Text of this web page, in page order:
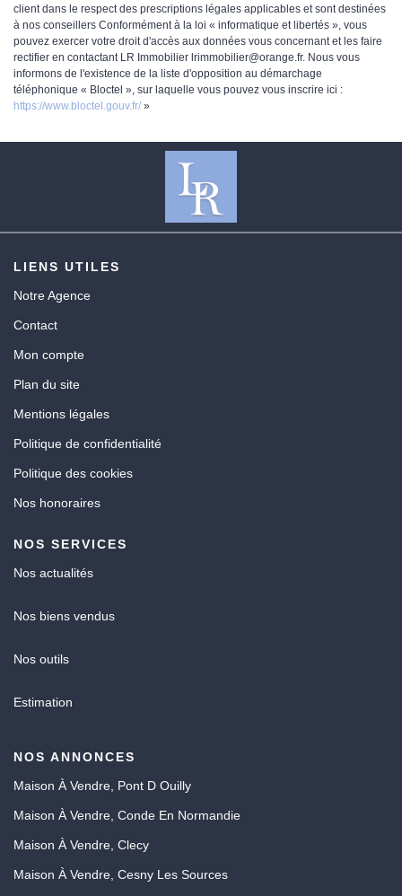
client dans le respect des prescriptions légales applicables et sont destinées
à nos conseillers Conformément à la loi « informatique et libertés », vous
pouvez exercer votre droit d'accès aux données vous concernant et les faire
rectifier en contactant LR Immobilier lrimmobilier@orange.fr. Nous vous
informons de l'existence de la liste d'opposition au démarchage
téléphonique « Bloctel », sur laquelle vous pouvez vous inscrire ici :
https://www.bloctel.gouv.fr/ »
LIENS UTILES
Notre Agence
Contact
Mon compte
Plan du site
Mentions légales
Politique de confidentialité
Politique des cookies
Nos honoraires
NOS SERVICES
Nos actualités
Nos biens vendus
Nos outils
Estimation
NOS ANNONCES
Maison À Vendre, Pont D Ouilly
Maison À Vendre, Conde En Normandie
Maison À Vendre, Clecy
Maison À Vendre, Cesny Les Sources